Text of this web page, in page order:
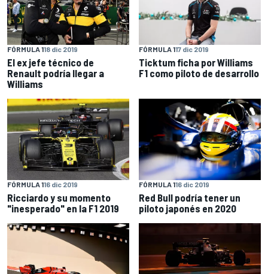
FÓRMULA 118 dic 2019
El ex jefe técnico de
Renault podría llegar a
Williams
FÓRMULA 117 dic 2019
Ticktum ficha por Williams
F1 como piloto de desarrollo
FÓRMULA 116 dic 2019
Ricciardo y su momento
"inesperado" en la F1 2019
FÓRMULA 116 dic 2019
Red Bull podría tener un
piloto japonés en 2020